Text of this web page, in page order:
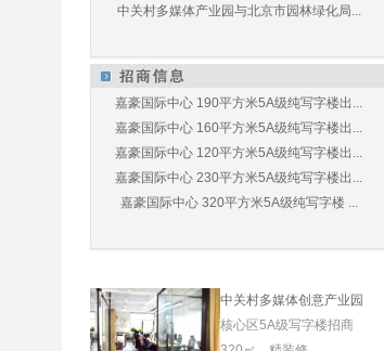
中关村多媒体产业园与北京市园林绿化局...
嘉豪国际中心 190平方米5A级纯写字楼出...
嘉豪国际中心 160平方米5A级纯写字楼出...
嘉豪国际中心 120平方米5A级纯写字楼出...
嘉豪国际中心 230平方米5A级纯写字楼出...
嘉豪国际中心 320平方米5A级纯写字楼 ...
中关村多媒体创意产业园
核心区5A级写字楼招商